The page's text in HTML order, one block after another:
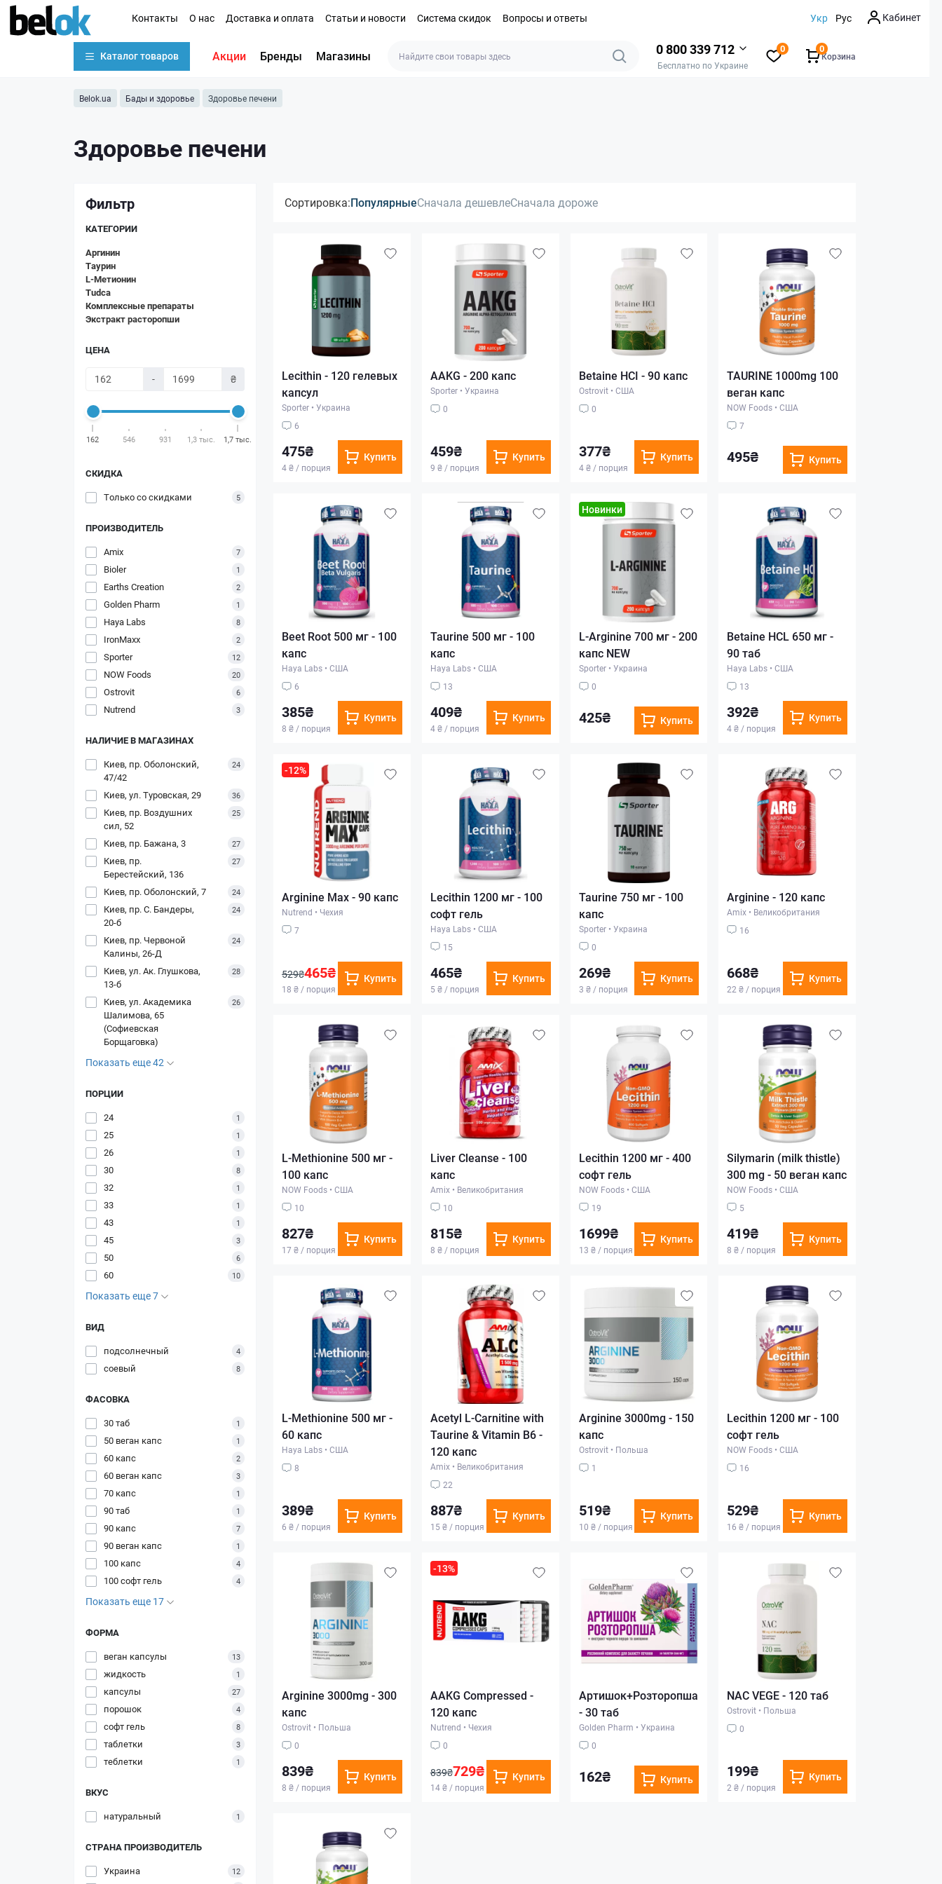
Контакты О нас Доставка и оплата Статьи и новости Система скидок Вопросы и ответы Укр Рус Кабинет
Каталог товаров Акции Бренды Магазины 0 800 339 712
Бесплатно по Украине
0
Корзина
0
Belok.ua Бады и здоровье Здоровье печени
Здоровье печени
Фильтр
КАТЕГОРИИ
Аргинин
Таурин
L-Метионин
Tudca
Комплексные препараты
Экстракт расторопши
ЦЕНА
- ₴
162 546 931 1,3 тыс. 1,7 тыс.
СКИДКА
Только со cкидками
5
ПРОИЗВОДИТЕЛЬ
Amix
7
Bioler 1
Earths Creation 2
Golden Pharm 1
Haya Labs 8
IronMaxx 2
Sporter 12
NOW Foods 20
Ostrovit 6
Nutrend 3
НАЛИЧИЕ В МАГАЗИНАХ
Киев, пр. Оболонский,
47/42
24
Киев, ул. Туровская, 29 36
Киев, пр. Воздушних
сил, 52
25
Киев, пр. Бажана, 3 27
Киев, пр.
Берестейский, 136
27
Киев, пр. Оболонский, 7 24
Киев, пр. С. Бандеры,
20-б
24
Киев, пр. Червоной
Калины, 26-Д
24
Киев, ул. Ак. Глушкова,
13-б
28
Киев, ул. Академика
Шалимова, 65
(Софиевская
Борщаговка)
26
Показать еще 42
ПОРЦИИ
24
1
25 1
26 1
30 8
32 1
33 1
43 1
45 3
50 6
60 10
Показать еще 7
ВИД
подсолнечный
4
соевый 8
ФАСОВКА
30 таб
1
50 веган капс 1
60 капс 2
60 веган капс 3
70 капс 1
90 таб 1
90 капс 7
90 веган капс 1
100 капс 4
100 софт гель 4
Показать еще 17
ФОРМА
веган капсулы
13
жидкость 1
капсулы 27
порошок 4
софт гель 8
таблетки 3
теблетки 1
ВКУС
натуральный
1
СТРАНА ПРОИЗВОДИТЕЛЬ
Украина
12
Сортировка:ПопулярныеСначала дешевлеСначала дороже
Lecithin - 120 гелевых
капсул
Sporter • Украина
6
475₴
4 ₴ / порция
Купить
AAKG - 200 капс
Sporter • Украина
0
459₴
9 ₴ / порция
Купить
Betaine HCI - 90 капс
Ostrovit • США
0
377₴
4 ₴ / порция
Купить
TAURINE 1000mg 100
веган капс
NOW Foods • США
7
495₴ Купить
Beet Root 500 мг - 100
капс
Haya Labs • США
6
385₴
8 ₴ / порция
Купить
Taurine 500 мг - 100
капс
Haya Labs • США
13
409₴
4 ₴ / порция
Купить
Новинки
L-Arginine 700 мг - 200
капс NEW
Sporter • Украина
0
425₴ Купить
Betaine HCL 650 мг -
90 таб
Haya Labs • США
13
392₴
4 ₴ / порция
Купить
-12%
Arginine Max - 90 капс
Nutrend • Чехия
7
529₴465₴
18 ₴ / порция
Купить
Lecithin 1200 мг - 100
софт гель
Haya Labs • США
15
465₴
5 ₴ / порция
Купить
Taurine 750 мг - 100
капс
Sporter • Украина
0
269₴
3 ₴ / порция
Купить
Arginine - 120 капс
Amix • Великобритания
16
668₴
22 ₴ / порция
Купить
L-Methionine 500 мг -
100 капс
NOW Foods • США
10
827₴
17 ₴ / порция
Купить
Liver Cleanse - 100
капс
Amix • Великобритания
10
815₴
8 ₴ / порция
Купить
Lecithin 1200 мг - 400
софт гель
NOW Foods • США
19
1699₴
13 ₴ / порция
Купить
Silymarin (milk thistle)
300 mg - 50 веган капс
NOW Foods • США
5
419₴
8 ₴ / порция
Купить
L-Methionine 500 мг -
60 капс
Haya Labs • США
8
389₴
6 ₴ / порция
Купить
Acetyl L-Carnitine with
Taurine & Vitamin B6 -
120 капс
Amix • Великобритания
22
887₴
15 ₴ / порция
Купить
Arginine 3000mg - 150
капс
Ostrovit • Польша
1
519₴
10 ₴ / порция
Купить
Lecithin 1200 мг - 100
софт гель
NOW Foods • США
16
529₴
16 ₴ / порция
Купить
Arginine 3000mg - 300
капс
Ostrovit • Польша
0
839₴
8 ₴ / порция
Купить
-13%
AAKG Compressed -
120 капс
Nutrend • Чехия
0
839₴729₴
14 ₴ / порция
Купить
Артишок+Розторопша
- 30 таб
Golden Pharm • Украина
0
162₴ Купить
NAC VEGE - 120 таб
Ostrovit • Польша
0
199₴
2 ₴ / порция
Купить